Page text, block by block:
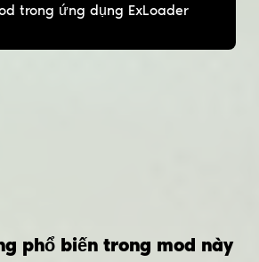
trong ứng dụng ExLoader
phổ biến trong mod này